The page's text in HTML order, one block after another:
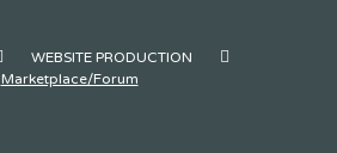
WEBSITE PRODUCTION
Marketplace/Forum